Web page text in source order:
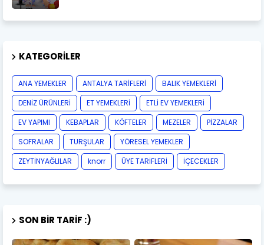
KATEGORILER
ANA YEMEKLER ANTALYA TARİFLERİ
BALIK YEMEKLERİ
DENİZ ÜRÜNLERİ
ET YEMEKLERİ
ETLİ EV YEMEKLERİ
EV YAPIMI
KEBAPLAR KÖFTELER MEZELER
PİZZALAR
SOFRALAR
TURŞULAR
YÖRESEL YEMEKLER
ZEYTİNYAĞLILAR
knorr ÜYE TARİFLERİ İÇECEKLER
SON BIR TARIF :)